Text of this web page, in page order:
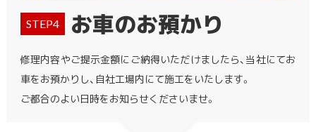
STEP4 お車のお預かり
修理内容やご提示金額にご納得いただけましたら、当社にてお
車をお預かりし、自社工場内にて施工をいたします。
ご都合のよい日時をお知らせくださいませ。